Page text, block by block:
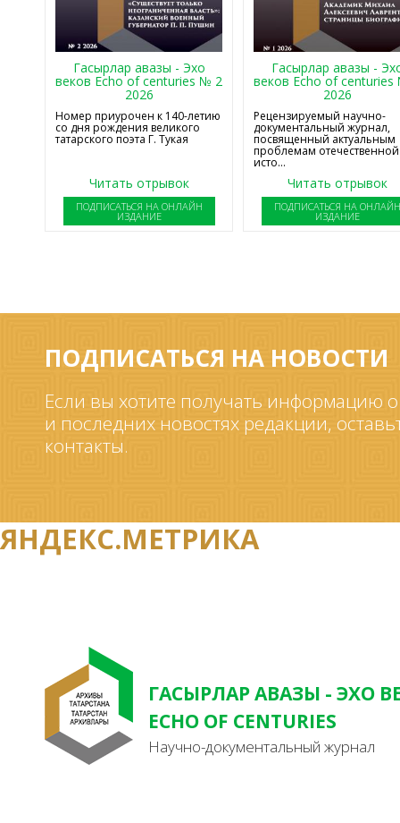
Гасырлар авазы - Эхо
веков Echo of centuries № 2
2026
Номер приурочен к 140-летию
со дня рождения великого
татарского поэта Г. Тукая
Читать отрывок
ПОДПИСАТЬСЯ НА ОНЛАЙН
ИЗДАНИЕ
Гасырлар авазы -
веков Echo of
2026
Рецензируемый научно-
документальный журнал,
посвященный актуальным
проблемам отечественной
исто...
Читать отрывок
ПОДПИСАТЬСЯ НА
ИЗДАНИЕ
ПОДПИСАТЬСЯ НА НОВОСТИ
Если вы хотите получать информацию
и последних новостях редакции,
контакты.
ЯНДЕКС.МЕТРИКА
ГАСЫРЛАР АВАЗЫ - ЭХО
ECHO OF CENTURIES
Научно-документальный журнал